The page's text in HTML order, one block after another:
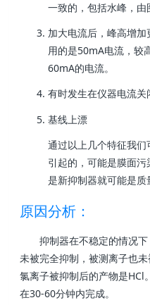
一致的，包括水峰，由
加大电流后，峰高增
用的是50mA电流，较
60mA的电流。
有时发生在仪器电流关
基线上漂
通过以上几个特征我
引起的，可能是膜面
是新抑制器就可能是质
原因分析：
抑制器在不稳定的情况
未被完全抑制，被测离子也
氯离子被抑制后的产物是HCl
在30-60分钟内完成。